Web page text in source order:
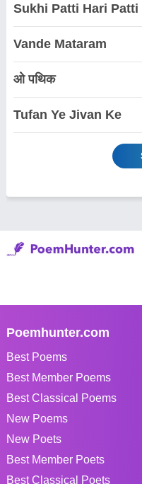
Sukhi Patti Hari Patti
Vande Mataram
ओ पथिक
Tufan Ye Jivan Ke
Poemhunter.com
Best Poems
Best Member Poems
Best Classical Poems
New Poems
New Poets
Best Member Poets
Best Classical Poets